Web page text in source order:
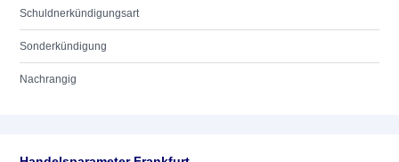
Schuldnerkündigungsart
Sonderkündigung
Nachrangig